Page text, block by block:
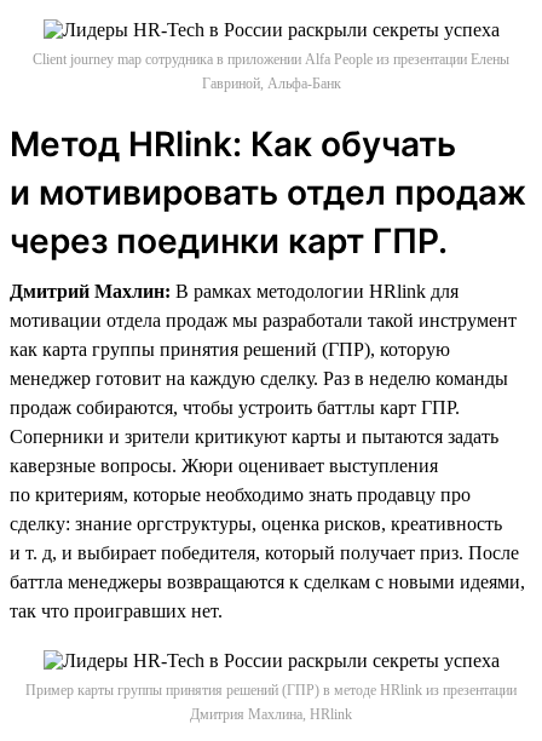
Client journey map сотрудника в приложении Alfa People из презентации Елены
Гавриной, Альфа-Банк
Метод HRlink: Как обучать
и мотивировать отдел продаж
через поединки карт ГПР.
Дмитрий Махлин: В рамках методологии HRlink для
мотивации отдела продаж мы разработали такой инструмент
как карта группы принятия решений (ГПР), которую
менеджер готовит на каждую сделку. Раз в неделю команды
продаж собираются, чтобы устроить баттлы карт ГПР.
Соперники и зрители критикуют карты и пытаются задать
каверзные вопросы. Жюри оценивает выступления
по критериям, которые необходимо знать продавцу про
сделку: знание оргструктуры, оценка рисков, креативность
и т. д, и выбирает победителя, который получает приз. После
баттла менеджеры возвращаются к сделкам с новыми идеями,
так что проигравших нет.
Пример карты группы принятия решений (ГПР) в методе HRlink из презентации
Дмитрия Махлина, HRlink